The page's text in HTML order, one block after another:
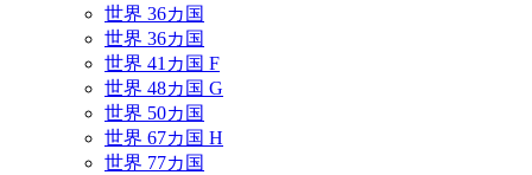
世界 36カ国
世界 36カ国
世界 41カ国 F
世界 48カ国 G
世界 50カ国
世界 67カ国 H
世界 77カ国